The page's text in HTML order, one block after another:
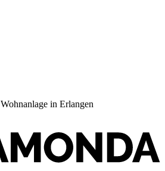
Wohnanlage in Erlangen